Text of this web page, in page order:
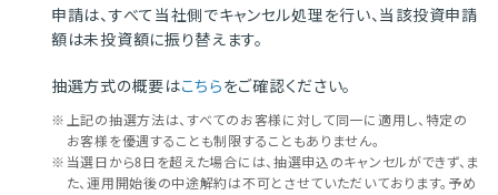
申請は、すべて当社側でキャンセル処理を行い、当該投資申請
額は未投資額に振り替えます。
抽選方式の概要はこちらをご確認ください。
※上記の抽選方法は、すべてのお客様に対して同一に適用し、特定の
お客様を優遇することも制限することもありません。
※ 当選日から8日を超えた場合には、抽選申込のキャンセルができず、ま
た、運用開始後の中途解約は不可とさせていただいております。予め